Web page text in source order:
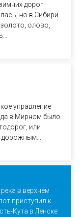
дорог
но в Сибири
олово,
управление
в Мирном было
или
в верхнем
приступил к
Кута в Ленске